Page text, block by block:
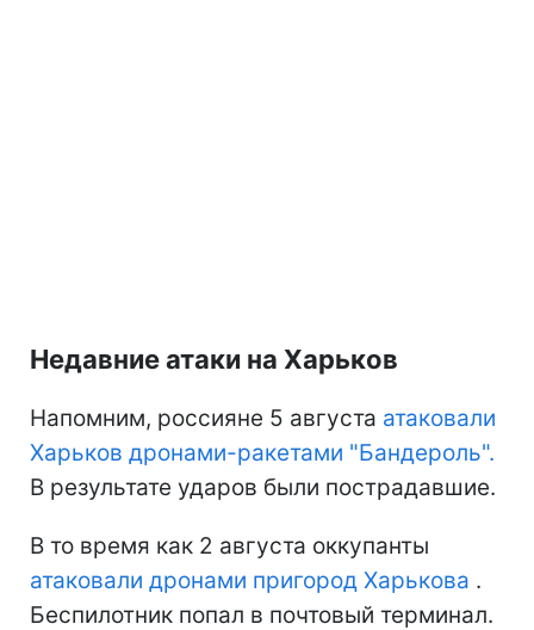
Недавние атаки на Харьков
Напомним, россияне 5 августа атаковали
Харьков дронами-ракетами "Бандероль".
В результате ударов были пострадавшие.
В то время как 2 августа оккупанты
атаковали дронами пригород Харькова .
Беспилотник попал в почтовый терминал.